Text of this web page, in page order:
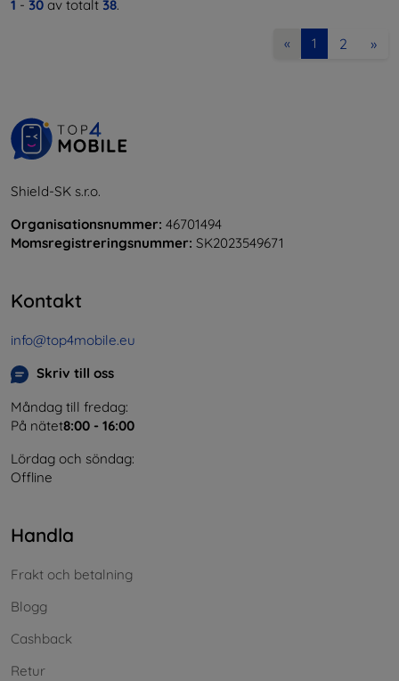
1 - 30 av totalt 38.
« 1 2 »
Shield-SK s.r.o.
Organisationsnummer: 46701494
Momsregistreringsnummer: SK2023549671
Kontakt
info@top4mobile.eu
Skriv till oss
Måndag till fredag:
På nätet8:00 - 16:00
Lördag och söndag:
Offline
Handla
Frakt och betalning
Blogg
Cashback
Retur